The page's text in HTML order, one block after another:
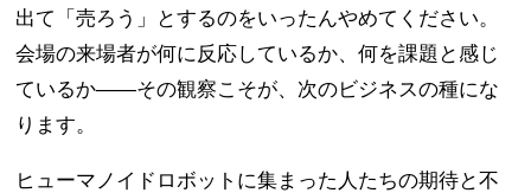
出て「売ろう」とするのをいったんやめてください。
会場の来場者が何に反応しているか、何を課題と感じ
ているか——その観察こそが、次のビジネスの種にな
ります。
ヒューマノイドロボットに集まった人たちの期待と不